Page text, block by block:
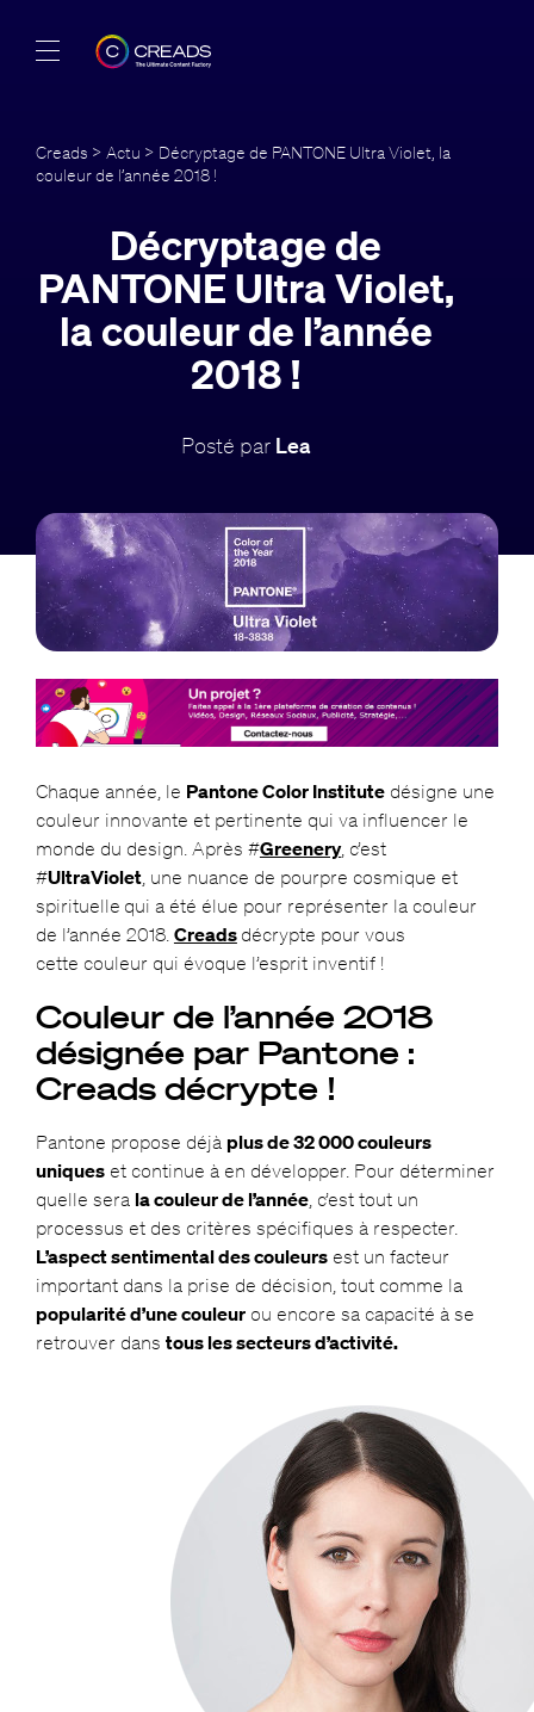
Offres
À propos
Guide
Creads > Actu > Décryptage de PANTONE Ultra Violet, la
couleur de l’année 2018 !
Décryptage de
PANTONE Ultra Violet,
la couleur de l’année
2018 !
Posté par Lea
Chaque année, le Pantone Color Institutedésigne une
couleur innovante et pertinente qui va influencer le
monde du design. Après #Greenery, c’est
#UltraViolet, une nuance de pourpre cosmique et
spirituelle qui a été élue pour représenter la couleur
de l’année 2018. Creads décrypte pour vous
cette couleur qui évoque l’esprit inventif !
Couleur de l’année 2018
désignée par Pantone :
Creads décrypte !
Pantone propose déjà plus de 32 000 couleurs
uniqueset continue à en développer. Pour déterminer
quelle sera la couleur de l’année, c’est tout un
processus et des critères spécifiques à respecter.
L’aspect sentimental des couleursest un facteur
important dans la prise de décision, tout comme la
popularité d’une couleurou encore sa capacité à se
retrouver dans tous les secteurs d’activité.